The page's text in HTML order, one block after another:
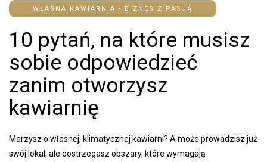
WŁASNA KAWIARNIA - BIZNES Z PASJĄ
10 pytań, na które musisz
sobie odpowiedzieć
zanim otworzysz
kawiarnię
Marzysz o własnej, klimatycznej kawiarni? A może prowadzisz już
swój lokal, ale dostrzegasz obszary, które wymagają